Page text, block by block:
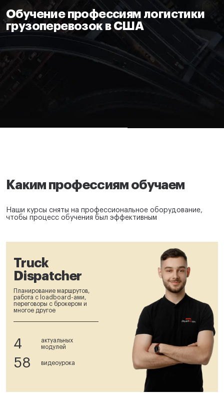
Отдел продаж:
+1 855-638-6791
Звоните и пишите в любое удобное для
вас время
Обучение профессиям логистики
грузоперевозок в США
Каким профессиям обучаем
Наши курсы сняты на профессиональное оборудование,
чтобы процесс обучения был эффективным
Truck
Dispatcher
Планирование маршрутов,
работа с loadboard-ами,
переговоры с брокером и
многое другое
4
актуальных
модулей
58 видеоурока